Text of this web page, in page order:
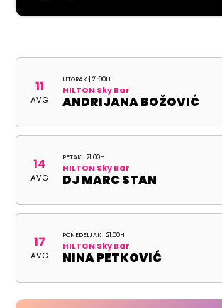
11
AVG
UTORAK | 21:00H
HILTON Sky Bar
ANDRIJANA BOŽOVIĆ
14
AVG
PETAK | 21:00H
HILTON Sky Bar
DJ MARC STAN
17
AVG
PONEDELJAK | 21:00H
HILTON Sky Bar
NINA PETKOVIĆ